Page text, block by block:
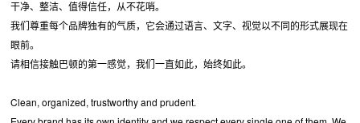
干净、整洁、值得信任，从不花哨。
我们尊重每个品牌独有的气质，它会通过语言、文字、视觉以不同的形式展现在
眼前。
请相信接触巴顿的第一感觉，我们一直如此，始终如此。
Clean, organized, trustworthy and prudent.